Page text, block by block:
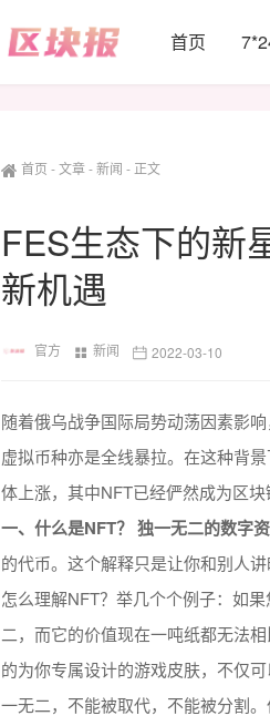
首页
首页 -文章-新闻 - 正文
FES生态下的新
新机遇
官方 新闻 2022-03-10
随着俄乌战争国际局势动荡因素影
虚拟币种亦是全线暴拉。在这种背
体上涨，其中NFT已经俨然成为区块
一、什么是NFT？ 独一无二的数字
的代币。这个解释只是让你和别人
怎么理解NFT？举几个个例子：如
二，而它的价值现在一吨纸都无法
的为你专属设计的游戏皮肤，不仅
一无二，不能被取代，不能被分割